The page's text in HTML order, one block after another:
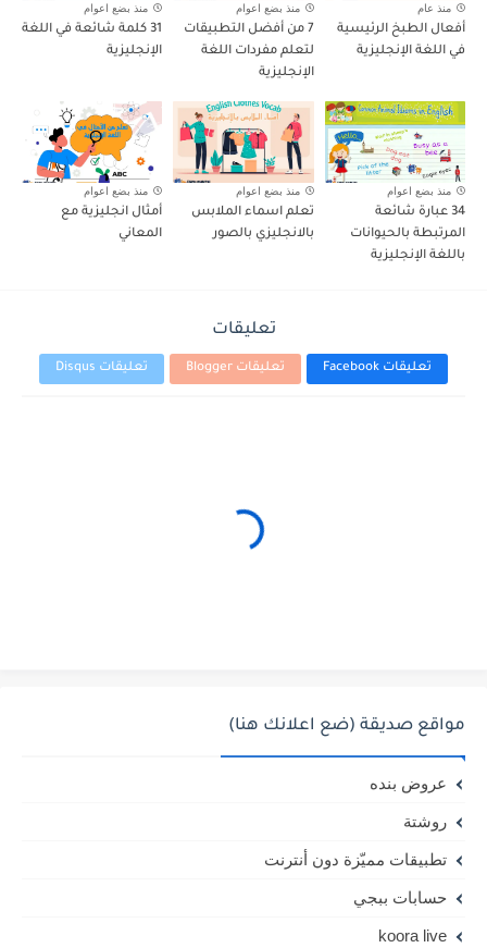
منذ عام
أفعال الطبخ الرئيسية
في اللغة الإنجليزية
منذ بضع اعوام
7 من أفضل التطبيقات
لتعلم مفردات اللغة
الإنجليزية
منذ بضع اعوام
31 كلمة شائعة في اللغة
الإنجليزية
منذ بضع اعوام
34 عبارة شائعة
المرتبطة بالحيوانات
باللغة الإنجليزية
منذ بضع اعوام
تعلم اسماء الملابس
بالانجليزي بالصور
منذ بضع اعوام
أمثال انجليزية مع
المعاني
تعليقات
تعليقات Facebook تعليقات Blogger تعليقات Disqus
مواقع صديقة (ضع اعلانك هنا)
عروض بنده
روشتة
تطبيقات مميّزة دون أنترنت
حسابات ببجي
koora live